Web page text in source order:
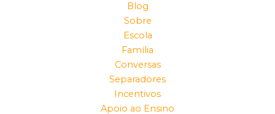
Blog
Sobre
Escola
Família
Conversas
Separadores
Incentivos
Apoio ao Ensino